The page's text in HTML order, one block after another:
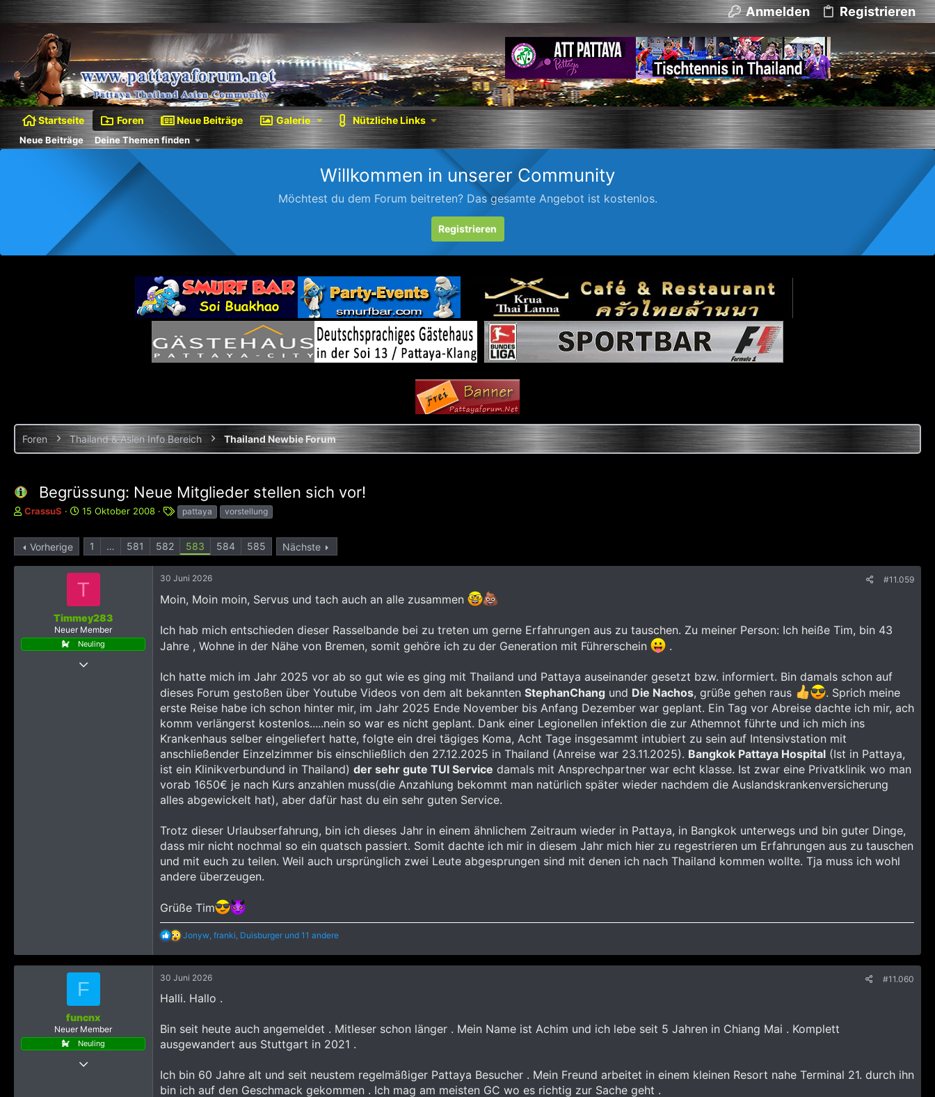
Anmelden Registrieren
Startseite Foren Neue Beiträge Galerie Nützliche Links
Neue Beiträge Deine Themen finden
Willkommen in unserer Community
Möchtest du dem Forum beitreten? Das gesamte Angebot ist kostenlos.
Registrieren
Foren Thailand & Asien Info Bereich Thailand Newbie Forum
Begrüssung: Neue Mitglieder stellen sich vor!
E
s
t
CrassuS
E
s
l
l
t
m
15 Oktober 2008
S
h
g
o
e
pattaya vorstellung
Vorherige 1 … 581 582 583 584 585 Nächste
T
Timmey283
Neuer Member
Neuling
30 Juni 2026 #11.059
Moin, Moin moin, Servus und tach auch an alle zusammen
Ich hab mich entschieden dieser Rasselbande bei zu treten um gerne Erfahrungen aus zu tauschen. Zu meiner Person: Ich heiße Tim, bin 43
Jahre , Wohne in der Nähe von Bremen, somit gehöre ich zu der Generation mit Führerschein
.
Ich hatte mich im Jahr 2025 vor ab so gut wie es ging mit Thailand und Pattaya auseinander gesetzt bzw. informiert. Bin damals schon auf
dieses Forum gestoßen über Youtube Videos von dem alt bekannten StephanChang und Die Nachos, grüße gehen raus
. Sprich meine
erste Reise habe ich schon hinter mir, im Jahr 2025 Ende November bis Anfang Dezember war geplant. Ein Tag vor Abreise dachte ich mir, ach
komm verlängerst kostenlos.....nein so war es nicht geplant. Dank einer Legionellen infektion die zur Athemnot führte und ich mich ins
Krankenhaus selber eingeliefert hatte, folgte ein drei tägiges Koma, Acht Tage insgesammt intubiert zu sein auf Intensivstation mit
anschließender Einzelzimmer bis einschließlich den 27.12.2025 in Thailand (Anreise war 23.11.2025). Bangkok Pattaya Hospital (Ist in Pattaya,
ist ein Klinikverbundund in Thailand) der sehr gute TUI Service damals mit Ansprechpartner war echt klasse. Ist zwar eine Privatklinik wo man
vorab 1650€ je nach Kurs anzahlen muss(die Anzahlung bekommt man natürlich später wieder nachdem die Auslandskrankenversicherung
alles abgewickelt hat), aber dafür hast du ein sehr guten Service.
Trotz dieser Urlaubserfahrung, bin ich dieses Jahr in einem ähnlichem Zeitraum wieder in Pattaya, in Bangkok unterwegs und bin guter Dinge,
dass mir nicht nochmal so ein quatsch passiert. Somit dachte ich mir in diesem Jahr mich hier zu regestrieren um Erfahrungen aus zu tauschen
und mit euch zu teilen. Weil auch ursprünglich zwei Leute abgesprungen sind mit denen ich nach Thailand kommen wollte. Tja muss ich wohl
andere überzeugen.
Grüße Tim
R
a
k
t
o
n
:
Jonyw, franki, Duisburger und 11 andere
F
funcnx
Neuer Member
Neuling
30 Juni 2026 #11.060
Halli. Hallo .
Bin seit heute auch angemeldet . Mitleser schon länger . Mein Name ist Achim und ich lebe seit 5 Jahren in Chiang Mai . Komplett
ausgewandert aus Stuttgart in 2021 .
Ich bin 60 Jahre alt und seit neustem regelmäßiger Pattaya Besucher . Mein Freund arbeitet in einem kleinen Resort nahe Terminal 21. durch ihn
bin ich auf den Geschmack gekommen . Ich mag am meisten GC wo es richtig zur Sache geht .